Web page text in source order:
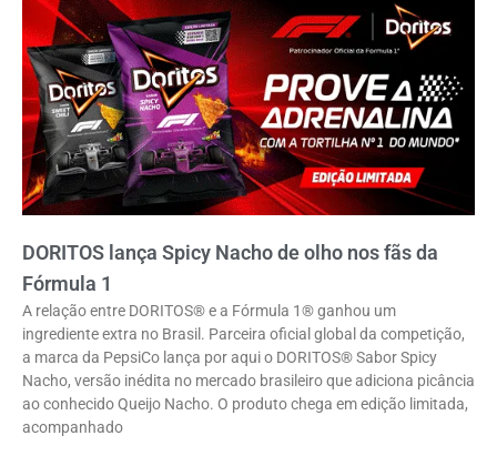
DORITOS lança Spicy Nacho de olho nos fãs da
Fórmula 1
A relação entre DORITOS® e a Fórmula 1® ganhou um
ingrediente extra no Brasil. Parceira oficial global da competição,
a marca da PepsiCo lança por aqui o DORITOS® Sabor Spicy
Nacho, versão inédita no mercado brasileiro que adiciona picância
ao conhecido Queijo Nacho. O produto chega em edição limitada,
acompanhado